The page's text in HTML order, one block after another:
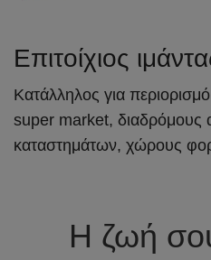
Επιτοίχιος
Kατάλληλος για
super market, διαδρόμους
καταστημάτων, χώρους
Η ζωή